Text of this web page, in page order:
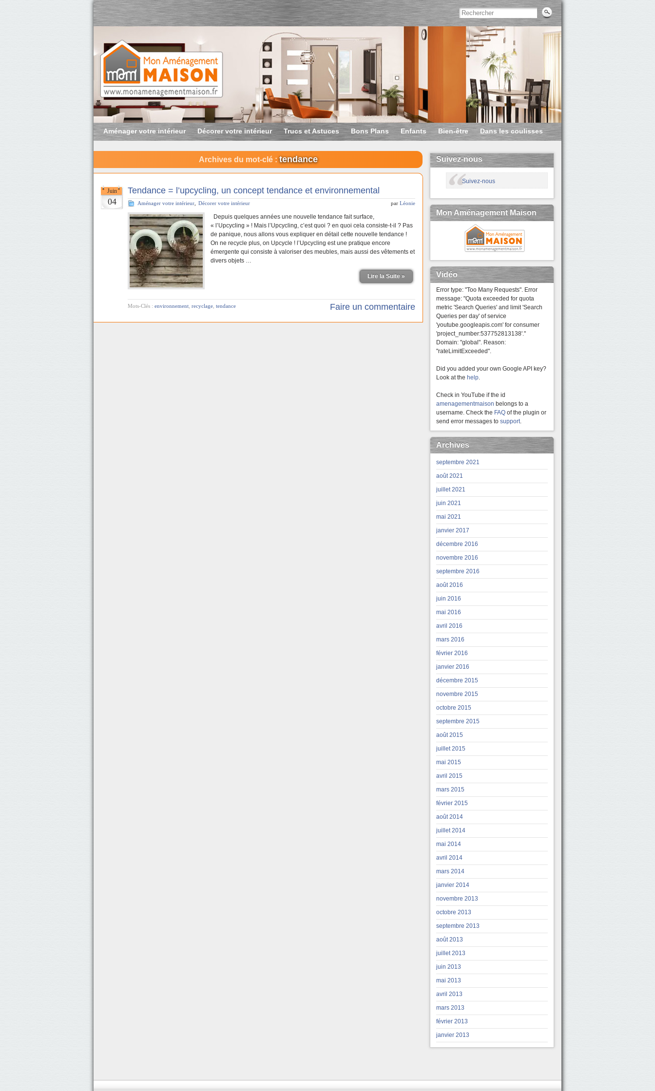
Aménager votre intérieur Décorer votre intérieur Trucs et Astuces Bons Plans Enfants Bien-être Dans les coulisses
Archives du mot-clé :tendance
Juin
04
Tendance = l’upcycling, un concept tendance et environnemental
Aménager votre intérieur Décorer votre intérieur par Léonie
Depuis quelques années une nouvelle tendance fait surface,
« l’Upcycling » ! Mais l’Upcycling, c’est quoi ? en quoi cela consiste-t-il ? Pas
de panique, nous allons vous expliquer en détail cette nouvelle tendance !
On ne recycle plus, on Upcycle ! l’Upcycling est une pratique encore
émergente qui consiste à valoriser des meubles, mais aussi des vêtements et
divers objets …
Lire la Suite »
Mots-Clés : environnement recyclage tendance Faire un commentaire
Suivez-nous
Suivez-nous
Mon Aménagement Maison
Vidéo
Error type: "Too Many Requests". Error
message: "Quota exceeded for quota
metric 'Search Queries' and limit 'Search
Queries per day' of service
'youtube.googleapis.com' for consumer
'project_number:537752813138'."
Domain: "global". Reason:
"rateLimitExceeded".
Did you added your own Google API key?
Look at the help.
Check in YouTube if the id
amenagementmaison belongs to a
username. Check the FAQ of the plugin or
send error messages to support.
Archives
septembre 2021
août 2021
juillet 2021
juin 2021
mai 2021
janvier 2017
décembre 2016
novembre 2016
septembre 2016
août 2016
juin 2016
mai 2016
avril 2016
mars 2016
février 2016
janvier 2016
décembre 2015
novembre 2015
octobre 2015
septembre 2015
août 2015
juillet 2015
mai 2015
avril 2015
mars 2015
février 2015
août 2014
juillet 2014
mai 2014
avril 2014
mars 2014
janvier 2014
novembre 2013
octobre 2013
septembre 2013
août 2013
juillet 2013
juin 2013
mai 2013
avril 2013
mars 2013
février 2013
janvier 2013